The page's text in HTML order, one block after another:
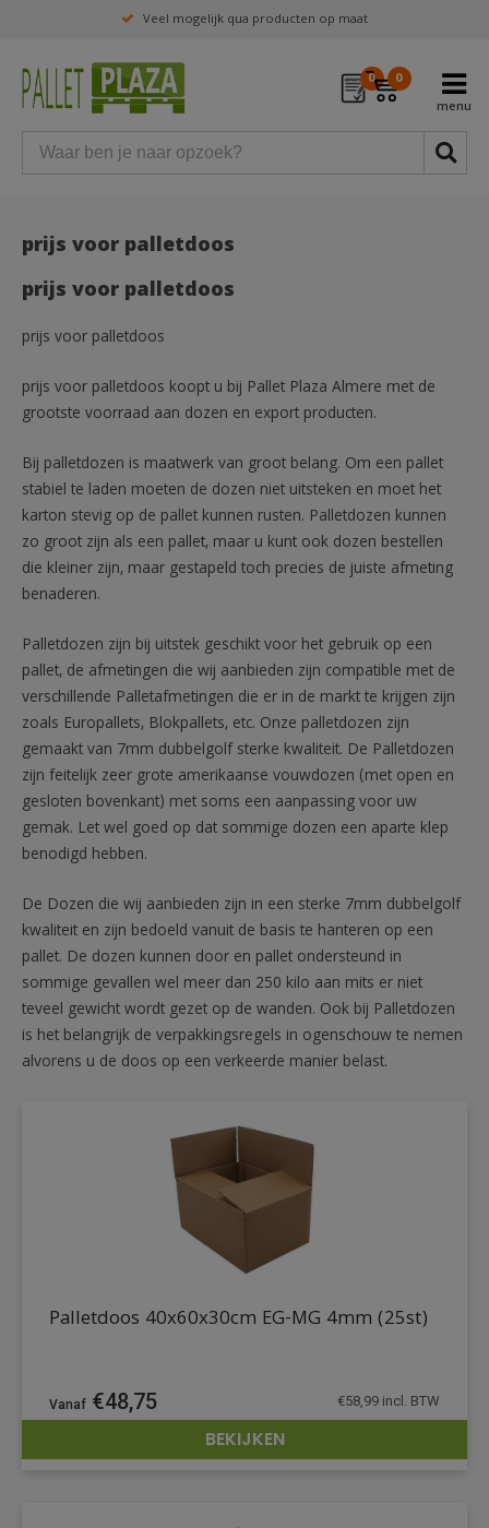
Veel mogelijk qua producten op maat
0 0
prijs voor palletdoos
prijs voor palletdoos
prijs voor palletdoos
prijs voor palletdoos koopt u bij Pallet Plaza Almere met de
grootste voorraad aan dozen en export producten.
Bij palletdozen is maatwerk van groot belang. Om een pallet
stabiel te laden moeten de dozen niet uitsteken en moet het
karton stevig op de pallet kunnen rusten. Palletdozen kunnen
zo groot zijn als een pallet, maar u kunt ook dozen bestellen
die kleiner zijn, maar gestapeld toch precies de juiste afmeting
benaderen.
Palletdozen zijn bij uitstek geschikt voor het gebruik op een
pallet, de afmetingen die wij aanbieden zijn compatible met de
verschillende Palletafmetingen die er in de markt te krijgen zijn
zoals Europallets, Blokpallets, etc. Onze palletdozen zijn
gemaakt van 7mm dubbelgolf sterke kwaliteit. De Palletdozen
zijn feitelijk zeer grote amerikaanse vouwdozen (met open en
gesloten bovenkant) met soms een aanpassing voor uw
gemak. Let wel goed op dat sommige dozen een aparte klep
benodigd hebben.
De Dozen die wij aanbieden zijn in een sterke 7mm dubbelgolf
kwaliteit en zijn bedoeld vanuit de basis te hanteren op een
pallet. De dozen kunnen door en pallet ondersteund in
sommige gevallen wel meer dan 250 kilo aan mits er niet
teveel gewicht wordt gezet op de wanden. Ook bij Palletdozen
is het belangrijk de verpakkingsregels in ogenschouw te nemen
alvorens u de doos op een verkeerde manier belast.
DETAILS
Palletdoos 40x60x30cm EG-MG 4mm (25st)
€48,75 €58,99 incl. BTW
BEKIJKEN